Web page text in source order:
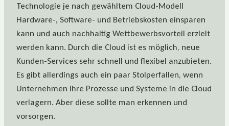
Technologie je nach gewähltem Cloud-Modell
Hardware-, Software- und Betriebskosten einsparen
kann und auch nachhaltig Wettbewerbsvorteil erzielt
werden kann. Durch die Cloud ist es möglich, neue
Kunden-Services sehr schnell und flexibel anzubieten.
Es gibt allerdings auch ein paar Stolperfallen, wenn
Unternehmen ihre Prozesse und Systeme in die Cloud
verlagern. Aber diese sollte man erkennen und
vorsorgen.